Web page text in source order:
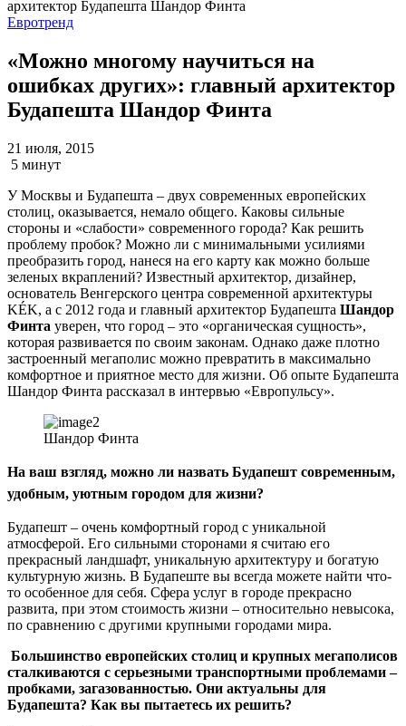
Евротренд
«Можно многому научиться на
ошибках других»: главный архитектор
Будапешта Шандор Финта
21 июля, 2015
5 минут
У Москвы и Будапешта – двух современных европейских
столиц, оказывается, немало общего. Каковы сильные
стороны и «слабости» современного города? Как решить
проблему пробок? Можно ли с минимальными усилиями
преобразить город, нанеся на его карту как можно больше
зеленых вкраплений? Известный архитектор, дизайнер,
основатель Венгерского центра современной архитектуры
KÉK, а с 2012 года и главный архитектор Будапешта Шандор
Финта уверен, что город – это «органическая сущность»,
которая развивается по своим законам. Однако даже плотно
застроенный мегаполис можно превратить в максимально
комфортное и приятное место для жизни. Об опыте Будапешта
Шандор Финта рассказал в интервью «Европульсу».
Шандор Финта
На ваш взгляд, можно ли назвать Будапешт современным,
удобным, уютным городом для жизни?
Будапешт – очень комфортный город с уникальной
атмосферой. Его сильными сторонами я считаю его
прекрасный ландшафт, уникальную архитектуру и богатую
культурную жизнь. В Будапеште вы всегда можете найти что-
то особенное для себя. Сфера услуг в городе прекрасно
развита, при этом стоимость жизни – относительно невысока,
по сравнению с другими крупными городами мира.
Большинство европейских столиц и крупных мегаполисов
сталкиваются с серьезными транспортными проблемами –
пробками, загазованностью. Они актуальны для
Будапешта? Как вы пытаетесь их решить?